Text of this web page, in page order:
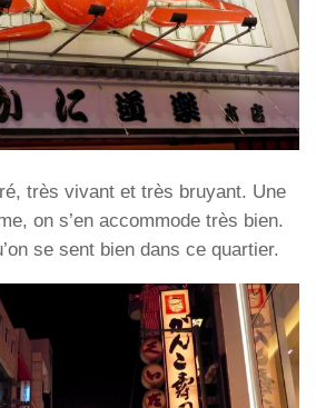
très vivant et très bruyant. Une
on s’en accommode très bien.
se sent bien dans ce quartier.